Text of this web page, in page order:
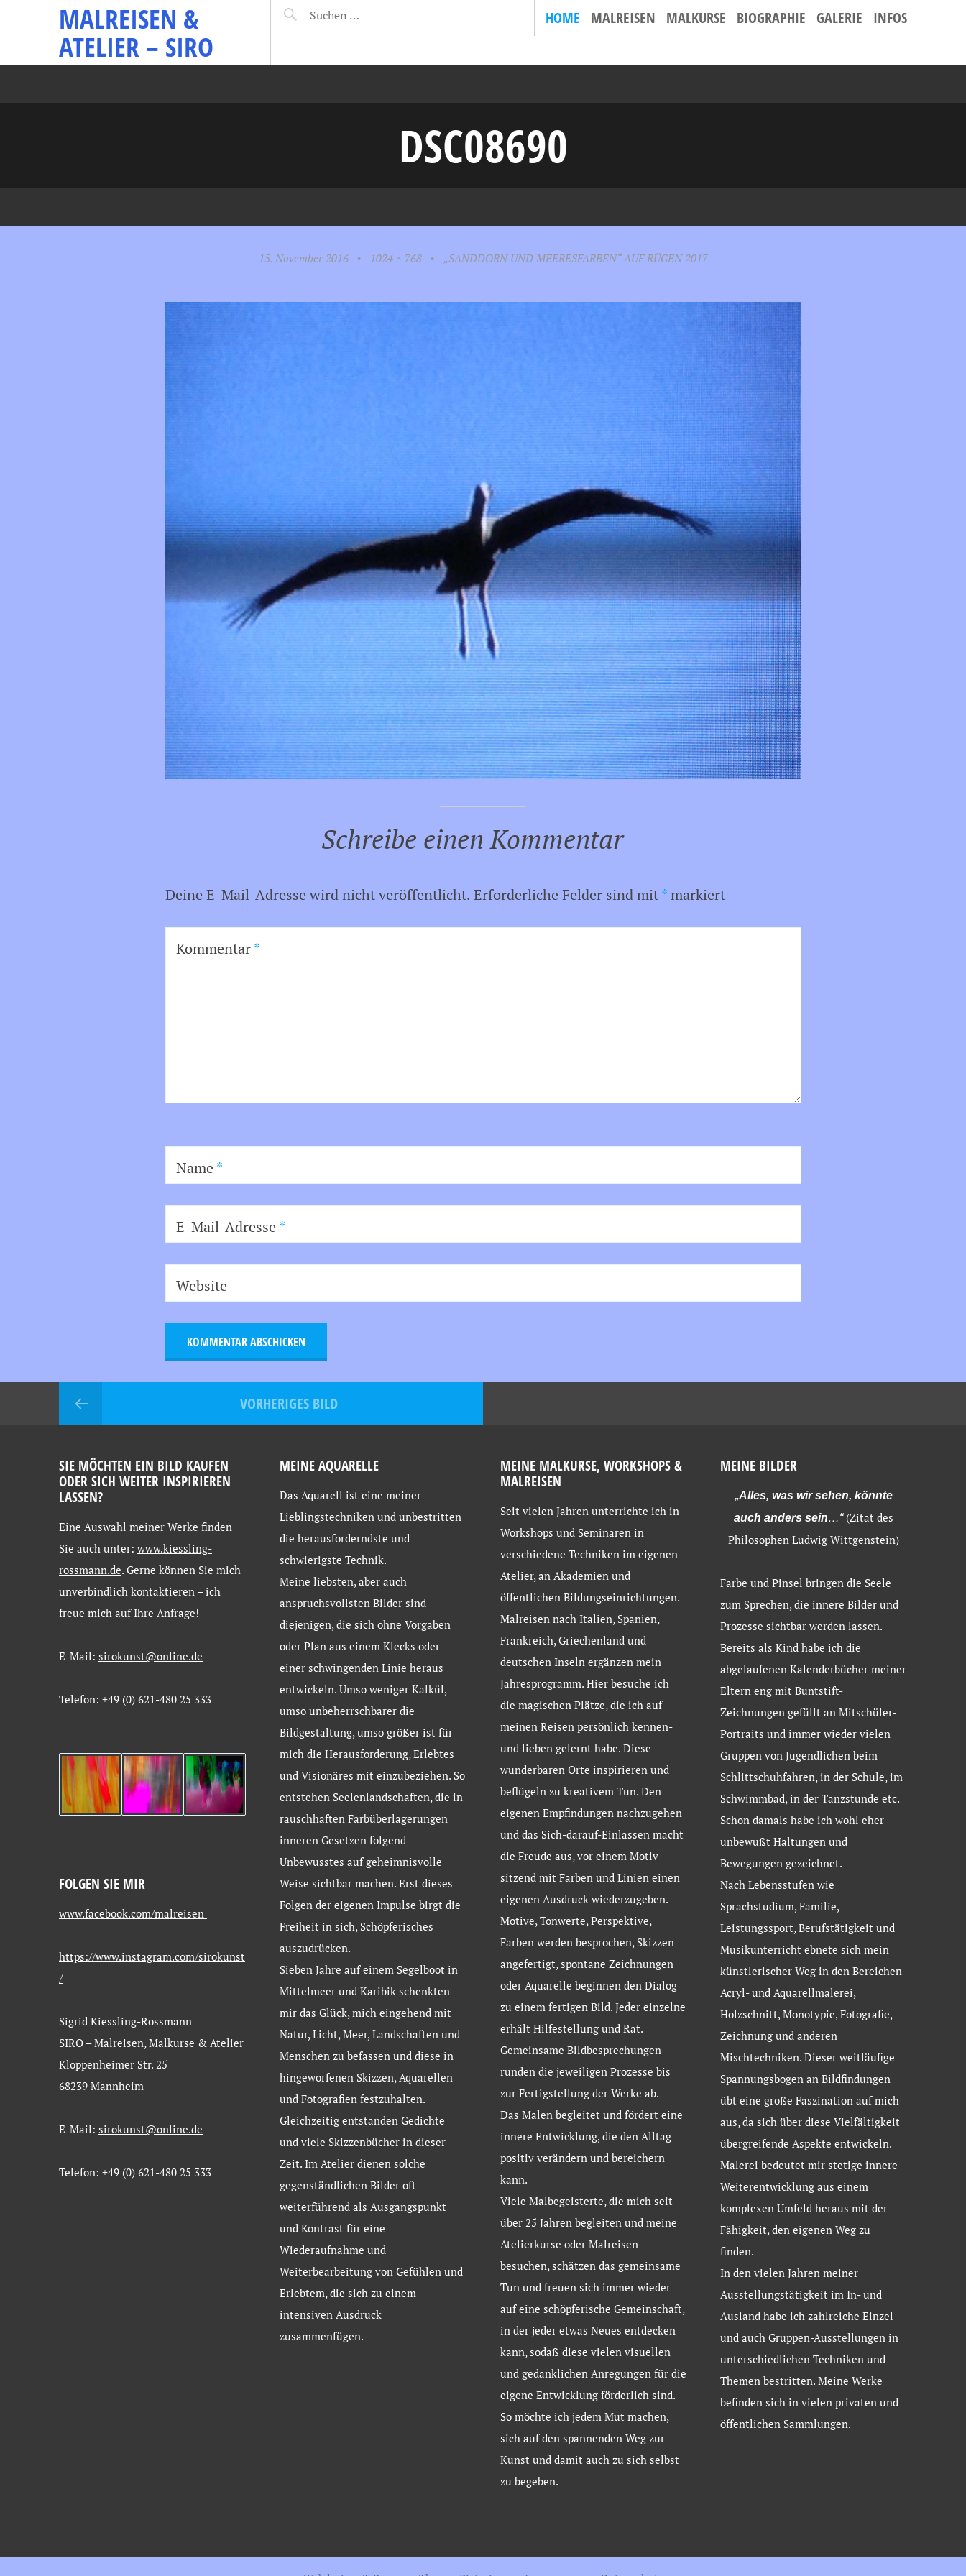
MALREISEN &
ATELIER – SIRO
HOME MALREISEN MALKURSE BIOGRAPHIE GALERIE INFOS
DSC08690
15. November 2016 • 1024 × 768 • „SANDDORN UND MEERESFARBEN“ AUF RÜGEN 2017
Schreibe einen Kommentar
Deine E-Mail-Adresse wird nicht veröffentlicht. Erforderliche Felder sind mit*markiert
Kommentar*
Name *
E-Mail-Adresse *
Website
VORHERIGES BILD
SIE MÖCHTEN EIN BILD KAUFEN
ODER SICH WEITER INSPIRIEREN
LASSEN?
Eine Auswahl meiner Werke finden
Sie auch unter: www.kiessling-
rossmann.de. Gerne können Sie mich
unverbindlich kontaktieren –ich
freue mich aufIhre Anfrage!
E-Mail: sirokunst@online.de
Telefon: +49 (0) 621-480 25 333
FOLGEN SIE MIR
www.facebook.com/malreisen
https://www.instagram.com/sirokunst
/
Sigrid Kiessling-Rossmann
SIRO – Malreisen, Malkurse & Atelier
Kloppenheimer Str. 25
68239 Mannheim
E-Mail: sirokunst@online.de
Telefon: +49 (0) 621-480 25 333
MEINE AQUARELLE
Das Aquarell ist eine meiner
Lieblingstechniken und unbestritten
die herausforderndste und
schwierigste Technik.
Meine liebsten, aber auch
anspruchsvollsten Bilder sind
diejenigen, die sich ohne Vorgaben
oder Plan aus einem Klecks oder
einer schwingenden Linie heraus
entwickeln. Umso weniger Kalkül,
umso unbeherrschbarer die
Bildgestaltung, umso größer ist für
mich die Herausforderung, Erlebtes
und Visionäres mit einzubeziehen. So
entstehen Seelenlandschaften, die in
rauschhaften Farbüberlagerungen
inneren Gesetzen folgend
Unbewusstes auf geheimnisvolle
Weise sichtbar machen. Erst dieses
Folgen der eigenen Impulse birgt die
Freiheit in sich, Schöpferisches
auszudrücken.
Sieben Jahre auf einem Segelboot in
Mittelmeer und Karibik schenkten
mir das Glück, mich eingehend mit
Natur, Licht, Meer, Landschaften und
Menschen zu befassen und diese in
hingeworfenen Skizzen, Aquarellen
und Fotografien festzuhalten.
Gleichzeitig entstanden Gedichte
und viele Skizzenbücher in dieser
Zeit. Im Atelier dienen solche
gegenständlichen Bilder oft
weiterführend als Ausgangspunkt
und Kontrast für eine
Wiederaufnahme und
Weiterbearbeitung von Gefühlen und
Erlebtem, die sich zu einem
intensiven Ausdruck
zusammenfügen.
MEINE MALKURSE, WORKSHOPS &
MALREISEN
Seit vielen Jahren unterrichte ich in
Workshops und Seminaren in
verschiedene Techniken im eigenen
Atelier, an Akademien und
öffentlichen Bildungseinrichtungen.
Malreisen nach Italien, Spanien,
Frankreich, Griechenland und
deutschen Inseln ergänzen mein
Jahresprogramm. Hier besuche ich
die magischen Plätze, die ich auf
meinen Reisen persönlich kennen-
und lieben gelernt habe. Diese
wunderbaren Orte inspirieren und
beflügeln zu kreativem Tun. Den
eigenen Empfindungen nachzugehen
und das Sich-darauf-Einlassen macht
die Freude aus, vor einem Motiv
sitzend mit Farben und Linien einen
eigenen Ausdruck wiederzugeben.
Motive, Tonwerte, Perspektive,
Farben werden besprochen, Skizzen
angefertigt, spontane Zeichnungen
oder Aquarelle beginnen den Dialog
zu einem fertigen Bild. Jeder einzelne
erhält Hilfestellung und Rat.
Gemeinsame Bildbesprechungen
runden die jeweiligen Prozesse bis
zur Fertigstellung der Werke ab.
Das Malen begleitet und fördert eine
innere Entwicklung, die den Alltag
positiv verändern und bereichern
kann.
Viele Malbegeisterte, die mich seit
über 25 Jahren begleiten und meine
Atelierkurse oder Malreisen
besuchen, schätzen das gemeinsame
Tun und freuen sich immer wieder
auf eine schöpferische Gemeinschaft,
in der jeder etwas Neues entdecken
kann, sodaß diese vielen visuellen
und gedanklichen Anregungen für die
eigene Entwicklung förderlich sind.
So möchte ich jedem Mut machen,
sich auf den spannenden Weg zur
Kunst und damit auch zu sich selbst
zu begeben.
MEINE BILDER
„Alles, was wir sehen, könnte
auch anders sein…“(Zitat des
Philosophen Ludwig Wittgenstein)
Farbe und Pinsel bringen die Seele
zum Sprechen, die innere Bilder und
Prozesse sichtbar werden lassen.
Bereits als Kind habe ich die
abgelaufenen Kalenderbücher meiner
Eltern eng mit Buntstift-
Zeichnungen gefüllt an Mitschüler-
Portraits und immer wieder vielen
Gruppen von Jugendlichen beim
Schlittschuhfahren, in der Schule, im
Schwimmbad, in der Tanzstunde etc.
Schon damals habe ich wohl eher
unbewußt Haltungen und
Bewegungen gezeichnet.
Nach Lebensstufen wie
Sprachstudium, Familie,
Leistungssport, Berufstätigkeit und
Musikunterricht ebnete sich mein
künstlerischer Weg in den Bereichen
Acryl- und Aquarellmalerei,
Holzschnitt, Monotypie, Fotografie,
Zeichnung und anderen
Mischtechniken. Dieser weitläufige
Spannungsbogen an Bildfindungen
übt eine große Faszination auf mich
aus, da sich über diese Vielfältigkeit
übergreifende Aspekte entwickeln.
Malerei bedeutet mir stetige innere
Weiterentwicklung aus einem
komplexen Umfeld heraus mit der
Fähigkeit, den eigenen Weg zu
finden.
In den vielen Jahren meiner
Ausstellungstätigkeit im In- und
Ausland habe ich zahlreiche Einzel-
und auch Gruppen-Ausstellungen in
unterschiedlichen Techniken und
Themen bestritten. Meine Werke
befinden sich in vielen privaten und
öffentlichen Sammlungen.